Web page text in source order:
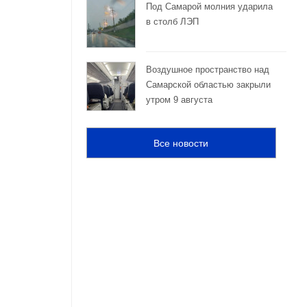
Под Самарой молния ударила
в столб ЛЭП
Воздушное пространство над
Самарской областью закрыли
утром 9 августа
Все новости